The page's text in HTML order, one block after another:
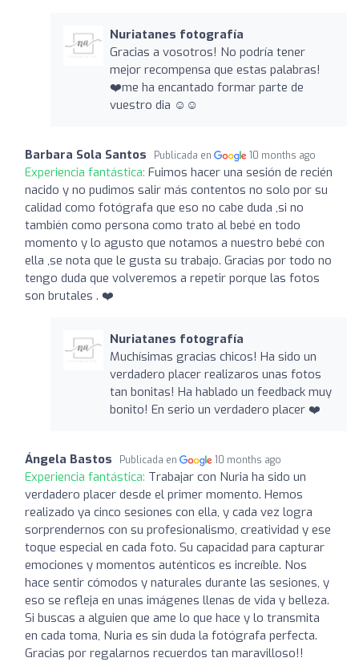
Nuriatanes fotografía
Gracias a vosotros! No podría tener
mejor recompensa que estas palabras!
❤️me ha encantado formar parte de
vuestro dia ☺️☺️
Barbara Sola Santos Publicada en 10 months ago
Experiencia fantástica: Fuimos hacer una sesión de recién
nacido y no pudimos salir más contentos no solo por su
calidad como fotógrafa que eso no cabe duda ,si no
también como persona como trato al bebé en todo
momento y lo agusto que notamos a nuestro bebé con
ella ,se nota que le gusta su trabajo. Gracias por todo no
tengo duda que volveremos a repetir porque las fotos
son brutales . ❤️
Nuriatanes fotografía
Muchísimas gracias chicos! Ha sido un
verdadero placer realizaros unas fotos
tan bonitas! Ha hablado un feedback muy
bonito! En serio un verdadero placer ❤️
Ángela Bastos Publicada en 10 months ago
Experiencia fantástica: Trabajar con Nuria ha sido un
verdadero placer desde el primer momento. Hemos
realizado ya cinco sesiones con ella, y cada vez logra
sorprendernos con su profesionalismo, creatividad y ese
toque especial en cada foto. Su capacidad para capturar
emociones y momentos auténticos es increíble. Nos
hace sentir cómodos y naturales durante las sesiones, y
eso se refleja en unas imágenes llenas de vida y belleza.
Si buscas a alguien que ame lo que hace y lo transmita
en cada toma, Nuria es sin duda la fotógrafa perfecta.
Gracias por regalarnos recuerdos tan maravilloso!!